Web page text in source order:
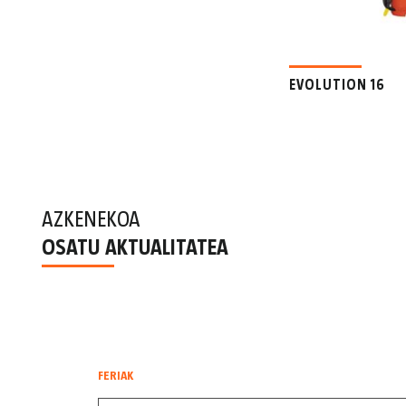
EVOLUTION 16
AZKENEKOA
OSATU AKTUALITATEA
FERIAK